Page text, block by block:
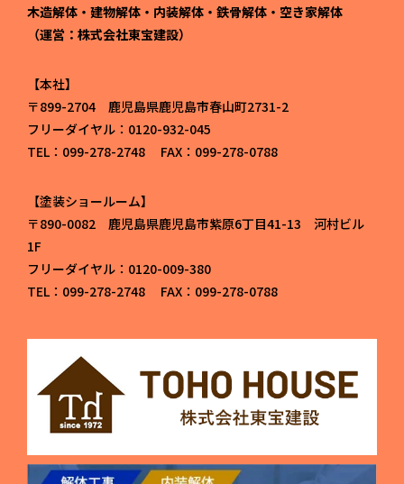
木造解体・建物解体・内装解体・鉄骨解体・空き家解体
（運営：株式会社東宝建設）
本社
〒899-2704 鹿児島県鹿児島市春山町2731-2
フリーダイヤル：0120-932-045
TEL：099-278-2748 FAX：099-278-0788
塗装ショールーム
〒890-0082 鹿児島県鹿児島市紫原6丁目41-13 河村ビル
1F
フリーダイヤル：0120-009-380
TEL：099-278-2748 FAX：099-278-0788